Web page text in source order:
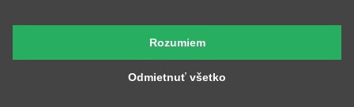
Odmietnuť všetko
Rozumiem